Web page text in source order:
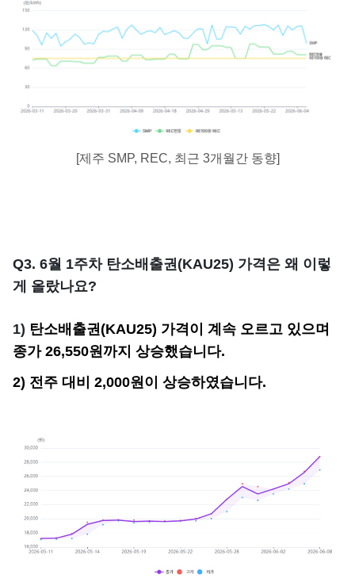
[제주 SMP, REC, 최근 3개월간 동향]
Q3. 6월 1주차 탄소배출권(KAU25) 가격은 왜 이렇
게 올랐나요?
1) 탄소배출권(KAU25) 가격이 계속 오르고 있으며
종가 26,550원까지 상승했습니다.
2) 전주 대비 2,000원이 상승하였습니다.